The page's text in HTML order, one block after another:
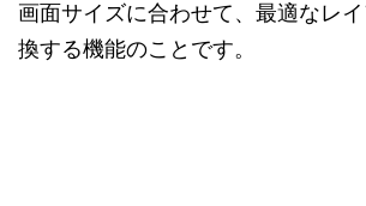
画面サイズに合わせて、最適なレ
換する機能のことです。